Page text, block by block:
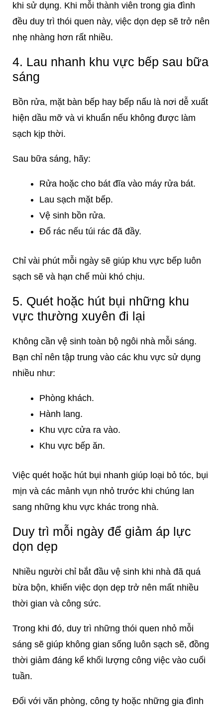
khi sử dụng. Khi mỗi thành viên trong gia đình
đều duy trì thói quen này, việc dọn dẹp sẽ trở nên
nhẹ nhàng hơn rất nhiều.
4. Lau nhanh khu vực bếp sau bữa
sáng
Bồn rửa, mặt bàn bếp hay bếp nấu là nơi dễ xuất
hiện dầu mỡ và vi khuẩn nếu không được làm
sạch kịp thời.
Sau bữa sáng, hãy:
Rửa hoặc cho bát đĩa vào máy rửa bát.
Lau sạch mặt bếp.
Vệ sinh bồn rửa.
Đổ rác nếu túi rác đã đầy.
Chỉ vài phút mỗi ngày sẽ giúp khu vực bếp luôn
sạch sẽ và hạn chế mùi khó chịu.
5. Quét hoặc hút bụi những khu
vực thường xuyên đi lại
Không cần vệ sinh toàn bộ ngôi nhà mỗi sáng.
Bạn chỉ nên tập trung vào các khu vực sử dụng
nhiều như:
Phòng khách.
Hành lang.
Khu vực cửa ra vào.
Khu vực bếp ăn.
Việc quét hoặc hút bụi nhanh giúp loại bỏ tóc, bụi
mịn và các mảnh vụn nhỏ trước khi chúng lan
sang những khu vực khác trong nhà.
Duy trì mỗi ngày để giảm áp lực
dọn dẹp
Nhiều người chỉ bắt đầu vệ sinh khi nhà đã quá
bừa bộn, khiến việc dọn dẹp trở nên mất nhiều
thời gian và công sức.
Trong khi đó, duy trì những thói quen nhỏ mỗi
sáng sẽ giúp không gian sống luôn sạch sẽ, đồng
thời giảm đáng kể khối lượng công việc vào cuối
tuần.
Đối với văn phòng, công ty hoặc những gia đình